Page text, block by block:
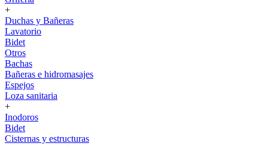
+
Duchas y Bañeras
Lavatorio
Bidet
Otros
Bachas
Bañeras e hidromasajes
Espejos
Loza sanitaria
+
Inodoros
Bidet
Cisternas y estructuras